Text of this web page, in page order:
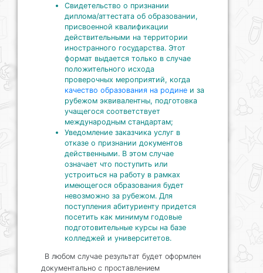
Свидетельство о признании
диплома/аттестата об образовании,
присвоенной квалификации
действительными на территории
иностранного государства. Этот
формат выдается только в случае
положительного исхода
проверочных мероприятий, когда
качество образования на родине и за
рубежом эквивалентны, подготовка
учащегося соответствует
международным стандартам;
Уведомление заказчика услуг в
отказе о признании документов
действенными. В этом случае
означает что поступить или
устроиться на работу в рамках
имеющегося образования будет
невозможно за рубежом. Для
поступления абитуриенту придется
посетить как минимум годовые
подготовительные курсы на базе
колледжей и университетов.
В любом случае результат будет оформлен
документально с проставлением